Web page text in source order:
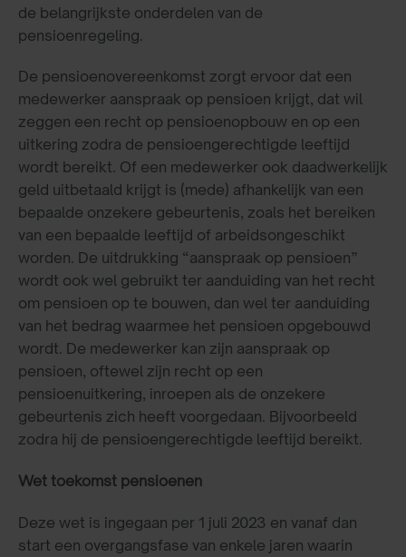
de belangrijkste onderdelen van de
pensioenregeling.
De pensioenovereenkomst zorgt ervoor dat een
medewerker aanspraak op pensioen krijgt, dat wil
zeggen een recht op pensioenopbouw en op een
uitkering zodra de pensioengerechtigde leeftijd
wordt bereikt. Of een medewerker ook daadwerkelijk
geld uitbetaald krijgt is (mede) afhankelijk van een
bepaalde onzekere gebeurtenis, zoals het bereiken
van een bepaalde leeftijd of arbeidsongeschikt
worden. De uitdrukking “aanspraak op pensioen”
wordt ook wel gebruikt ter aanduiding van het recht
om pensioen op te bouwen, dan wel ter aanduiding
van het bedrag waarmee het pensioen opgebouwd
wordt. De medewerker kan zijn aanspraak op
pensioen, oftewel zijn recht op een
pensioenuitkering, inroepen als de onzekere
gebeurtenis zich heeft voorgedaan. Bijvoorbeeld
zodra hij de pensioengerechtigde leeftijd bereikt.
Wet toekomst pensioenen
Deze wet is ingegaan per 1 juli 2023 en vanaf dan
start een overgangsfase van enkele jaren waarin